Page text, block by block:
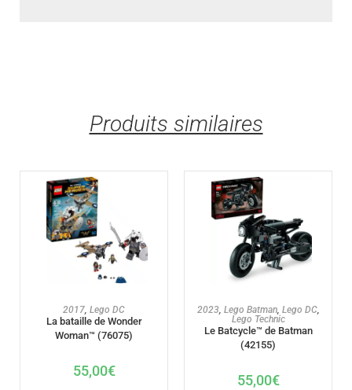
Produits similaires
AJOUTER AU PANIER
2017, Lego DC
La bataille de Wonder
Woman™ (76075)
55,00€
AJOUTER AU PANIER
2023, Lego Batman, Lego DC,
Lego Technic
Le Batcycle™ de Batman
(42155)
55,00€